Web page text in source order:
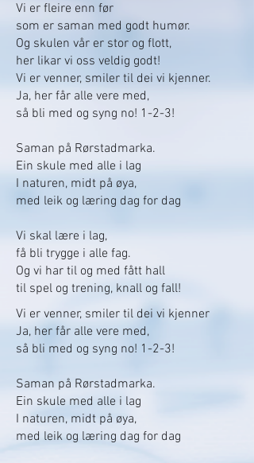
Vi er fleire enn før
som er saman med godt humør.
Og skulen vår er stor og flott,
her likar vi oss veldig godt!
Vi er venner, smiler til dei vi kjenner.
Ja, her får alle vere med,
så bli med og syng no! 1-2-3!
Saman på Rørstadmarka.
Ein skule med alle i lag
I naturen, midt på øya,
med leik og læring dag for dag
Vi skal lære i lag,
få bli trygge i alle fag.
Og vi har til og med fått hall
til spel og trening, knall og fall!
Vi er venner, smiler til dei vi kjenner
Ja, her får alle vere med,
så bli med og syng no! 1-2-3!
Saman på Rørstadmarka.
Ein skule med alle i lag
I naturen, midt på øya,
med leik og læring dag for dag